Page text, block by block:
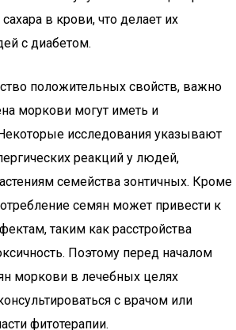
в крови, что делает их
с диабетом.
положительных свойств, важно
моркови могут иметь и
исследования указывают
реакций у людей,
семейства зонтичных. Кроме
семян может привести к
таким как расстройства
Поэтому перед началом
моркови в лечебных целях
с врачом или
фитотерапии.